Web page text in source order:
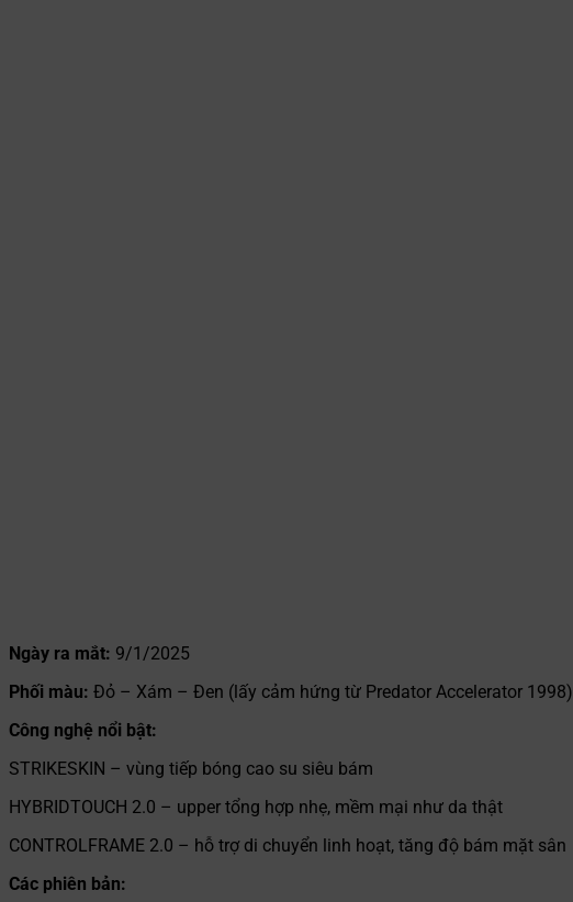
Ngày ra mắt: 9/1/2025
Phối màu: Đỏ – Xám – Đen (lấy cảm hứng từ Predator Accelerator 1998)
Công nghệ nổi bật:
STRIKESKIN – vùng tiếp bóng cao su siêu bám
HYBRIDTOUCH 2.0 – upper tổng hợp nhẹ, mềm mại như da thật
CONTROLFRAME 2.0 – hỗ trợ di chuyển linh hoạt, tăng độ bám mặt sân
Các phiên bản: